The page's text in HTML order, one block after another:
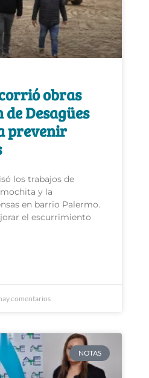
obras
Desagües
prevenir
los trabajos de
y la
en barrio Palermo.
el escurrimiento
comentarios
NOTAS